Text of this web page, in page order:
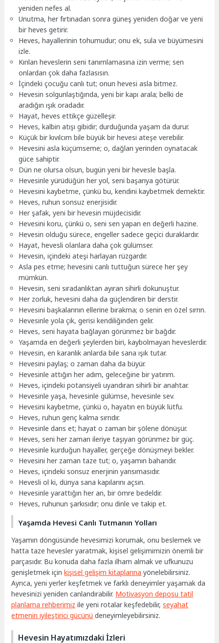
yeniden nefes al.
Unutma, her fırtınadan sonra güneş yeniden doğar ve yeni
bir heves getirir.
Heves, hayallerinin tohumudur; onu ek, sula ve büyümesini
izle.
Kırılan heveslerin seni tanımlamasına izin verme; sen
onlardan çok daha fazlasısın.
İçindeki çocuğu canlı tut; onun hevesi asla bitmez.
Hevesin solgunlaştığında, yeni bir kapı arala; belki de
aradığın ışık oradadır.
Hayat, heves ettikçe güzelleşir.
Heves, kalbin atışı gibidir; durduğunda yaşam da durur.
Küçük bir kıvılcım bile büyük bir hevesi ateşe verebilir.
Hevesini asla küçümseme; o, dağları yerinden oynatacak
güce sahiptir.
Dün ne olursa olsun, bugün yeni bir hevesle başla.
Hevesinle yürüdüğün her yol, seni başarıya götürür.
Hevesini kaybetme, çünkü bu, kendini kaybetmek demektir.
Heves, ruhun sonsuz enerjisidir.
Her şafak, yeni bir hevesin müjdecisidir.
Hevesini koru, çünkü o, seni sen yapan en değerli hazine.
Hevesin olduğu sürece, engeller sadece geçici duraklardır.
Hayat, hevesli olanlara daha çok gülümser.
Hevesin, içindeki ateşi harlayan rüzgardır.
Asla pes etme; hevesini canlı tuttuğun sürece her şey
mümkün.
Hevesin, seni sıradanlıktan ayıran sihirli dokunuştur.
Her zorluk, hevesini daha da güçlendiren bir derstir.
Hevesini başkalarının ellerine bırakma; o senin en özel sırrın.
Hevesinle yola çık, gerisi kendiliğinden gelir.
Heves, seni hayata bağlayan görünmez bir bağdır.
Yaşamda en değerli şeylerden biri, kaybolmayan heveslerdir.
Hevesin, en karanlık anlarda bile sana ışık tutar.
Hevesini paylaş; o zaman daha da büyür.
Hevesinle attığın her adım, geleceğine bir yatırım.
Heves, içindeki potansiyeli uyandıran sihirli bir anahtar.
Hevesinle yaşa, hevesinle gülümse, hevesinle sev.
Hevesini kaybetme, çünkü o, hayatın en büyük lütfu.
Heves, ruhun genç kalma sırrıdır.
Hevesinle dans et; hayat o zaman bir şölene dönüşür.
Heves, seni her zaman ileriye taşıyan görünmez bir güç.
Hevesinle kurduğun hayaller, gerçeğe dönüşmeyi bekler.
Hevesini her zaman taze tut; o, yaşamın baharıdır.
Heves, içindeki sonsuz enerjinin yansımasıdır.
Hevesli ol ki, dünya sana kapılarını açsın.
Hevesinle yarattığın her an, bir ömre bedeldir.
Heves, ruhunun şarkısıdır; onu dinle ve takip et.
Yaşamda Hevesi Canlı Tutmanın Yolları
Yaşamın döngüsünde hevesimizi korumak, onu beslemek ve
hatta taze hevesler yaratmak, kişisel gelişimimizin önemli bir
parçasıdır. Bu konuda daha fazla ilham almak ve ufkunuzu
genişletmek içinkişisel gelişim kitaplarına yönelebilirsiniz.
Ayrıca, yeni yerler keşfetmek ve farklı deneyimler yaşamak da
hevesinizi yeniden canlandırabilir. Motivasyon deposu tatil
planlama rehberimiz ile yeni rotalar keşfedebilir,seyahat
etmenin iyileştirici gücünü deneyimleyebilirsiniz.
Hevesin Hayatımızdaki İzleri